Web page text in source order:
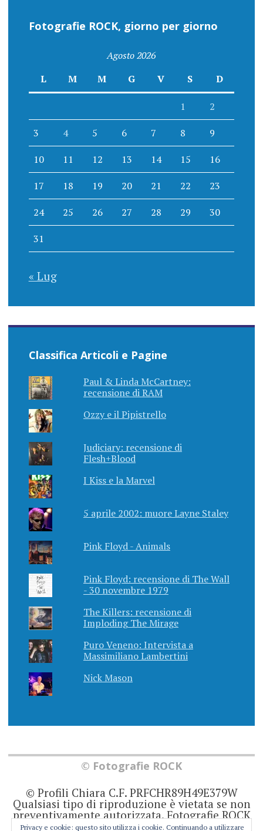
Fotografie ROCK, giorno per giorno
Agosto 2026
L
M M G V S D
1 2
3 4 5 6 7 8 9
10 11 12 13 14 15 16
17 18 19 20 21 22 23
24 25 26 27 28 29 30
31
« Lug
Classifica Articoli e Pagine
Paul & Linda McCartney:
recensione di RAM
Ozzy e il Pipistrello
Judiciary: recensione di
Flesh+Blood
I Kiss e la Marvel
5 aprile 2002: muore Layne Staley
Pink Floyd - Animals
Pink Floyd: recensione di The Wall
- 30 novembre 1979
The Killers: recensione di
Imploding The Mirage
Puro Veneno: Intervista a
Massimiliano Lambertini
Nick Mason
© Fotografie ROCK
© Profili Chiara C.F. PRFCHR89H49E379W
Qualsiasi tipo di riproduzione è vietata se non
preventivamente autorizzata. Fotografie ROCK
non rappresenta una testata giornalistica in
Privacy e cookie: questo sito utilizza i cookie. Continuando a utilizzare